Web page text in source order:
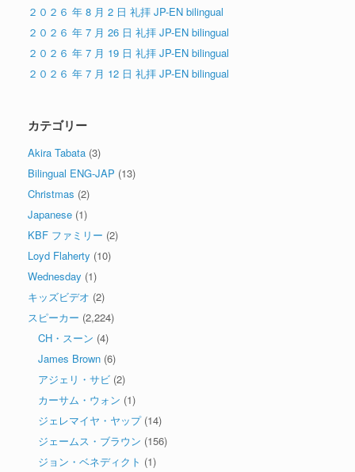
２０２６ 年 8 月 2 日 礼拝 JP-EN bilingual
２０２６ 年 7 月 26 日 礼拝 JP-EN bilingual
２０２６ 年 7 月 19 日 礼拝 JP-EN bilingual
２０２６ 年 7 月 12 日 礼拝 JP-EN bilingual
カテゴリー
Akira Tabata (3)
Bilingual ENG-JAP (13)
Christmas (2)
Japanese (1)
KBF ファミリー (2)
Loyd Flaherty (10)
Wednesday (1)
キッズビデオ (2)
スピーカー (2,224)
CH・スーン (4)
James Brown (6)
アジェリ・サビ (2)
カーサム・ウォン (1)
ジェレマイヤ・ヤップ(14)
ジェームス・ブラウン (156)
ジョン・ベネディクト (1)